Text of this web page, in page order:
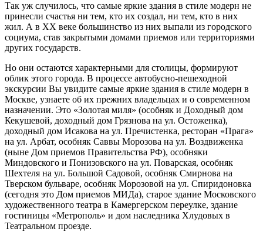
Так уж случилось, что самые яркие здания в стиле модерн не
принесли счастья ни тем, кто их создал, ни тем, кто в них
жил. А в XX веке большинство из них выпали из городского
социума, став закрытыми домами приемов или территориями
других государств.
Но они остаются характерными для столицы, формируют
облик этого города. В процессе автобусно-пешеходной
экскурсии Вы увидите самые яркие здания в стиле модерн в
Москве, узнаете об их прежних владельцах и о современном
назначении. Это «Золотая миля» (особняк и Доходный дом
Кекушевой, доходный дом Грязнова на ул. Остоженка),
доходный дом Исакова на ул. Пречистенка, ресторан «Прага»
на ул. Арбат, особняк Саввы Морозова на ул. Воздвиженка
(ныне Дом приемов Правительства РФ), особняки
Миндовского и Понизовского на ул. Поварская, особняк
Шехтеля на ул. Большой Садовой, особняк Смирнова на
Тверском бульваре, особняк Морозовой на ул. Спиридоновка
(сегодня это Дом приемов МИДа), старое здание Московского
художественного театра в Камергерском переулке, здание
гостиницы «Метрополь» и дом наследника Хлудовых в
Театральном проезде.